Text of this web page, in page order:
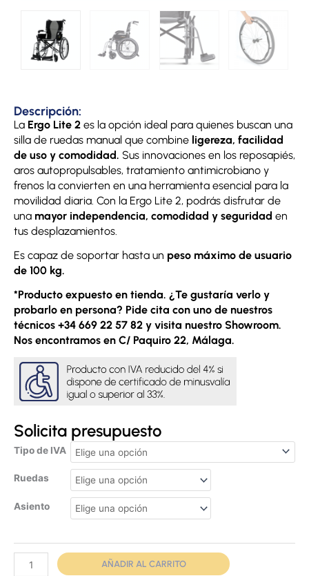
Descripción:
La Ergo Lite 2 es la opción ideal para quienes buscan una
silla de ruedas manual que combine ligereza, facilidad
de uso y comodidad. Sus innovaciones en los reposapiés,
aros autopropulsables, tratamiento antimicrobiano y
frenos la convierten en una herramienta esencial para la
movilidad diaria. Con la Ergo Lite 2, podrás disfrutar de
una mayor independencia, comodidad y seguridad en
tus desplazamientos.
Es capaz de soportar hasta un peso máximo de usuario
de 100 kg.
*Producto expuesto en tienda. ¿Te gustaría verlo y
probarlo en persona? Pide cita con uno de nuestros
técnicos +34 669 22 57 82 y visita nuestro Showroom.
Nos encontramos en C/ Paquiro 22, Málaga.
Solicita presupuesto
Tipo de IVA
Ruedas
Asiento
Silla
ruedas
Ergo
cantidad
AÑADIR AL CARRITO